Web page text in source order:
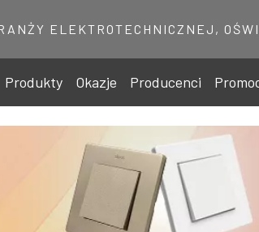
ELEKTROTECHNICZNEJ,
Produkty Okazje Producenci